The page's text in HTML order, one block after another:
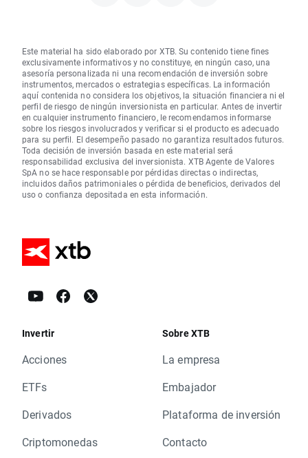
Este material ha sido elaborado por XTB. Su contenido tiene fines
exclusivamente informativos y no constituye, en ningún caso, una
asesoría personalizada ni una recomendación de inversión sobre
instrumentos, mercados o estrategias específicas. La información
aquí contenida no considera los objetivos, la situación financiera ni el
perfil de riesgo de ningún inversionista en particular. Antes de invertir
en cualquier instrumento financiero, le recomendamos informarse
sobre los riesgos involucrados y verificar si el producto es adecuado
para su perfil. El desempeño pasado no garantiza resultados futuros.
Toda decisión de inversión basada en este material será
responsabilidad exclusiva del inversionista. XTB Agente de Valores
SpA no se hace responsable por pérdidas directas o indirectas,
incluidos daños patrimoniales o pérdida de beneficios, derivados del
uso o confianza depositada en esta información.
Invertir
Acciones
ETFs
Derivados
Criptomonedas
Sobre XTB
La empresa
Embajador
Plataforma de inversión
Contacto